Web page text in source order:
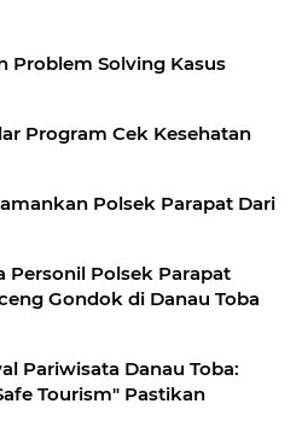
Problem Solving Kasus
Polsek Parapat Dari
Personil Polsek Parapat
Pariwisata Danau Toba:
Pastikan